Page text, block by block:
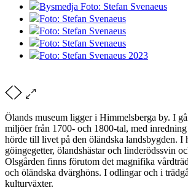
Bysmedja Foto: Stefan Svenaeus
Foto: Stefan Svenaeus
Foto: Stefan Svenaeus
Foto: Stefan Svenaeus
Foto: Stefan Svenaeus 2023
Ölands museum ligger i Himmelsberga by. I
miljöer från 1700- och 1800-tal, med
hörde till livet på den öländska landsbygden. I
göingegetter, ölandshästar och linderödssvin
Olsgården finns förutom det magnifika
och öländska dvärghöns. I odlingar och i
kulturväxter.